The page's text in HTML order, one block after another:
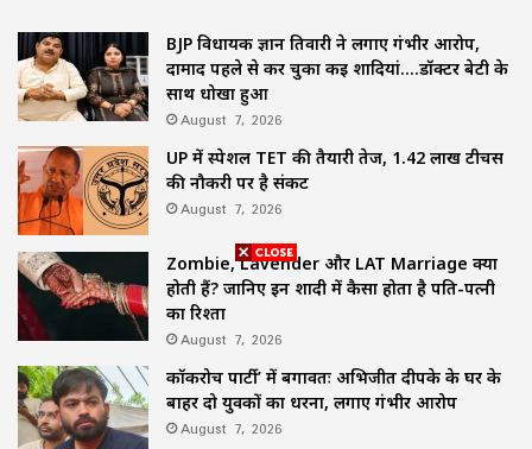
BJP विधायक ज्ञान तिवारी ने लगाए गंभीर आरोप,
दामाद पहले से कर चुका कई शादियां….डॉक्टर बेटी के
साथ धोखा हुआ
August 7, 2026
UP में स्पेशल TET की तैयारी तेज, 1.42 लाख टीचर्स
की नौकरी पर है संकट
August 7, 2026
Zombie, Lavender और LAT Marriage क्या
होती हैं? जानिए इन शादी में कैसा होता है पति-पत्नी
का रिश्ता
August 7, 2026
कॉकरोच पार्टी’ में बगावतः अभिजीत दीपके के घर के
बाहर दो युवकों का धरना, लगाए गंभीर आरोप
August 7, 2026